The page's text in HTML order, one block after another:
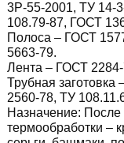
3Р-55-2001, ТУ 14-
108.79-87, ГОСТ
Полоса – ГОСТ
5663-79.
Лента – ГОСТ
Трубная
2560-78, ТУ
Назначение: После
термообработки –